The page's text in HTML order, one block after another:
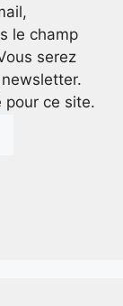
le champ
serez
pour ce site.